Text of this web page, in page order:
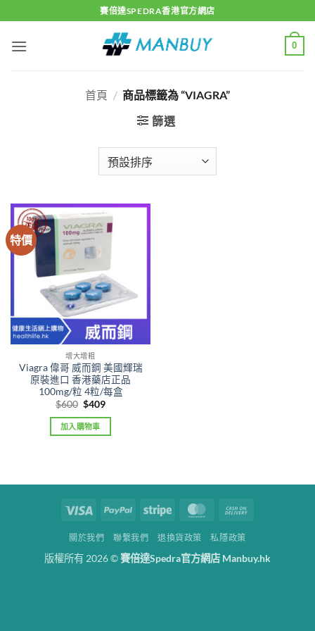
to
content
賽倍達SPEDRA香港官方網店
0
首頁 / 商品標籤為 “VIAGRA”
篩選
特價
增大增粗
Viagra 偉哥 威而鋼 美國輝瑞
原裝進口 香港藥店正品
100mg/粒 4粒/每盒
$600 Original
was:
$600.
$409Current
is:
加入購物車
Visa PayPal Stripe MasterCard
關於我們 聯繫我們 退換貨政策 私隱政策
版權所有 2026 ©賽倍達Spedra官方網店 Manbuy.hk